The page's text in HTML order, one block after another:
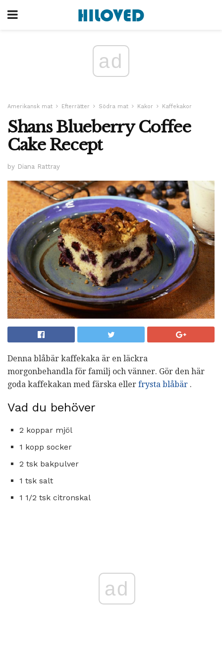
ad
Amerikansk mat Efterrätter Södra mat Kakor Kaffekakor
Shans Blueberry Coffee
Cake Recept
by Diana Rattray
Denna blåbär kaffekaka är en läckra
morgonbehandla för familj och vänner. Gör den här
goda kaffekakan med färska eller frysta blåbär .
Vad du behöver
2 koppar mjöl
1 kopp socker
2 tsk bakpulver
1 tsk salt
1 1/2 tsk citronskal
ad